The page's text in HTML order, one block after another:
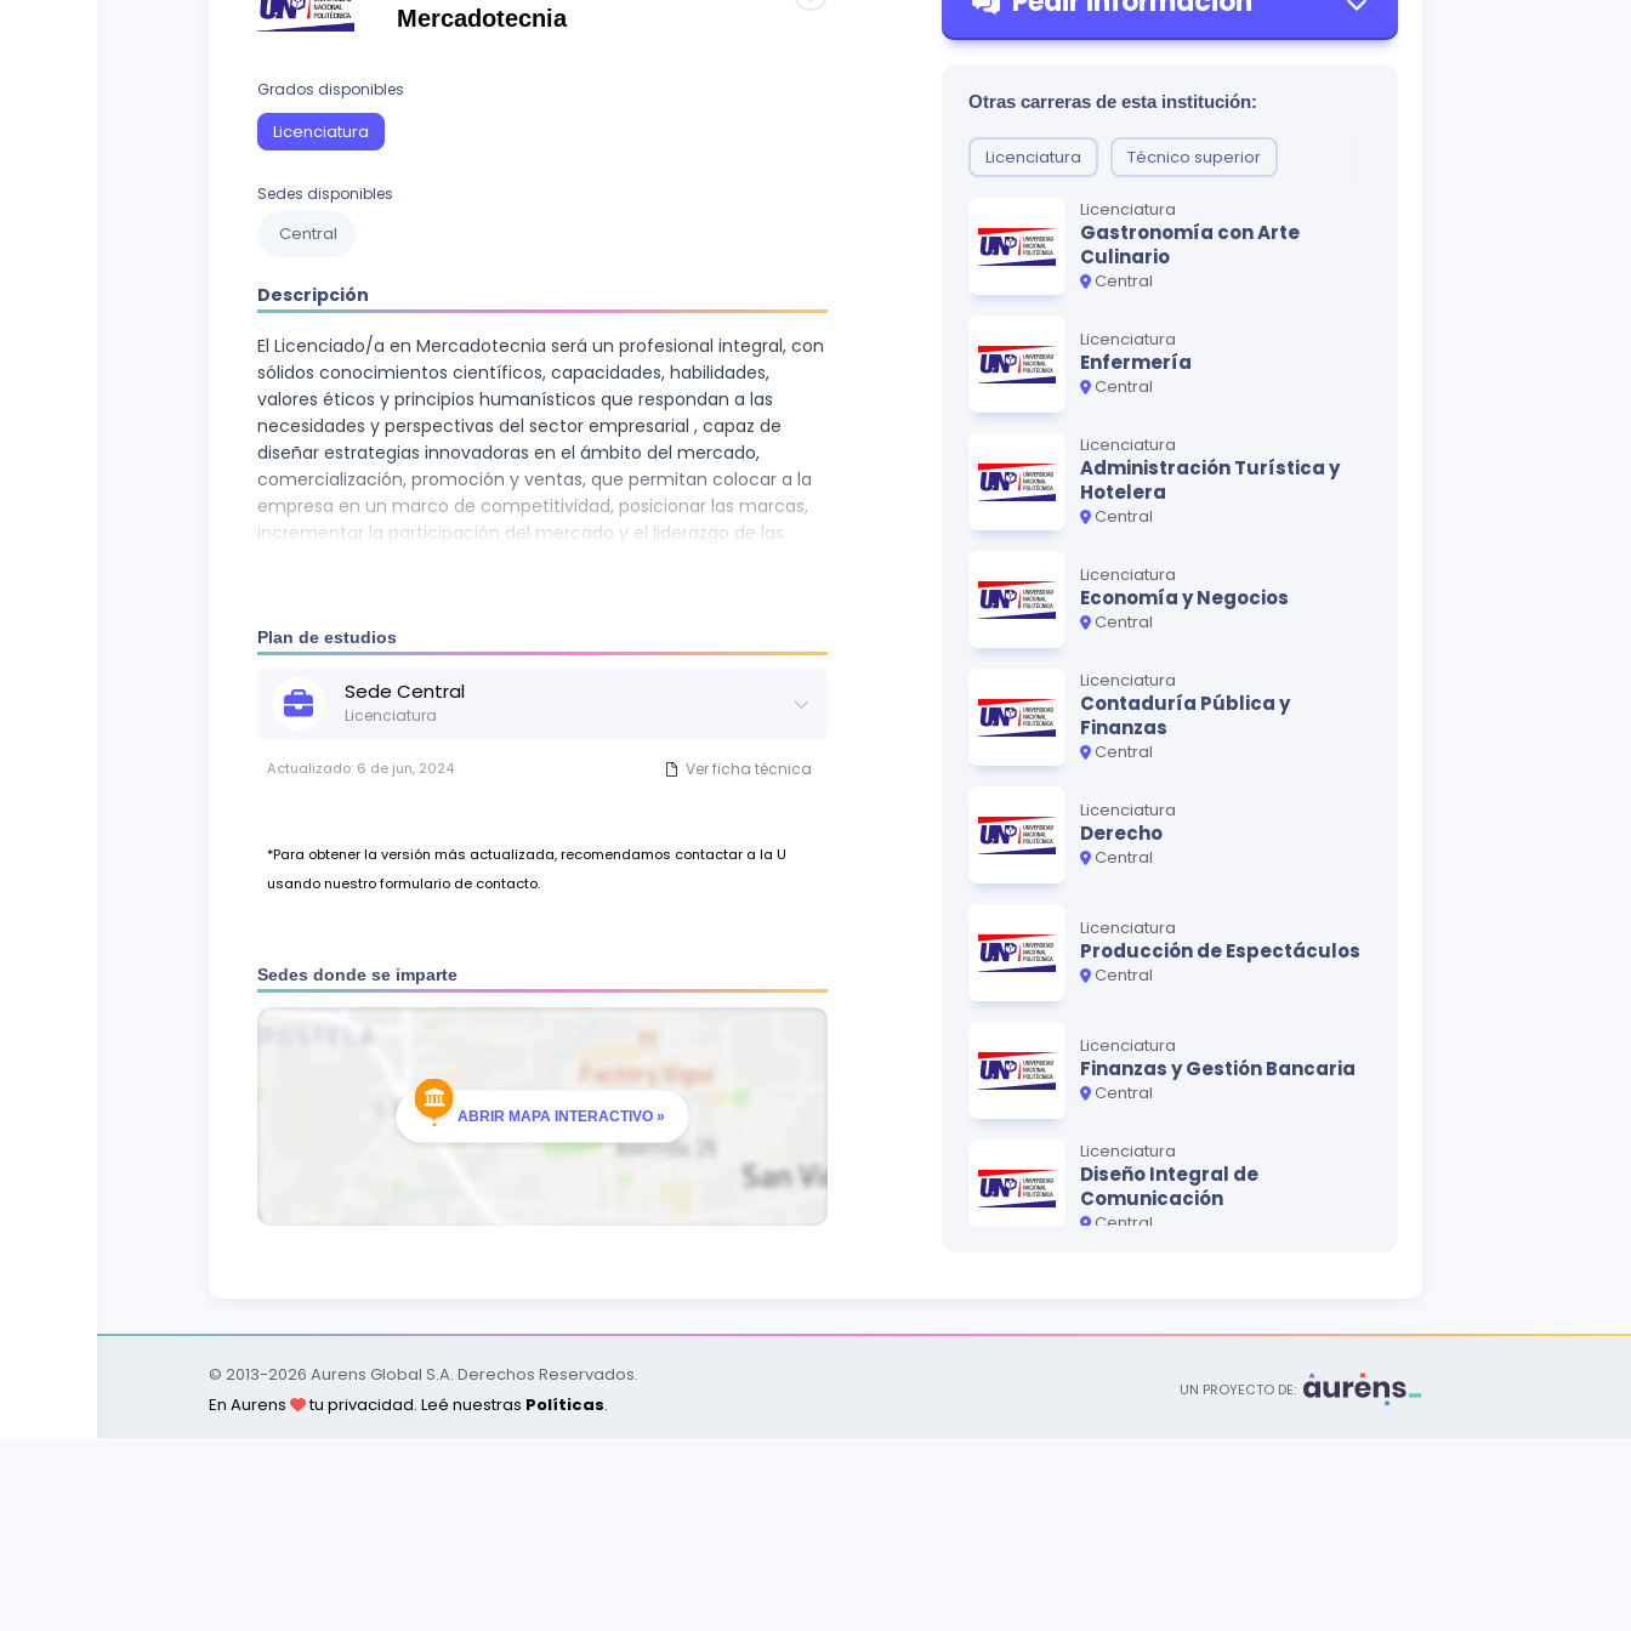
Mercadotecnia
Grados disponibles
Licenciatura
Sedes disponibles
Central
Descripción
El Licenciado/a en Mercadotecnia será un profesional integral, con
sólidos conocimientos científicos, capacidades, habilidades,
valores éticos y principios humanísticos que respondan a las
necesidades y perspectivas del sector empresarial , capaz de
diseñar estrategias innovadoras en el ámbito del mercado,
comercialización, promoción y ventas, que permitan colocar a la
empresa en un marco de competitividad, posicionar las marcas,
incrementar la participación del mercado y el liderazgo de las
Plan de estudios
Sede Central
Licenciatura
Actualizado: 6 de jun, 2024 Ver ficha técnica
*Para obtener la versión más actualizada, recomendamos contactar a la U
usando nuestro formulario de contacto.
Otras carreras de esta institución:
Licenciatura Técnico superior
Licenciatura
Gastronomía con Arte
Culinario
Central
Licenciatura
Enfermería
Central
Licenciatura
Administración Turística y
Hotelera
Central
Licenciatura
Economía y Negocios
Central
Licenciatura
Contaduría Pública y
Finanzas
Central
Licenciatura
Derecho
Central
Licenciatura
Producción de Espectáculos
Central
Licenciatura
Finanzas y Gestión Bancaria
Central
Licenciatura
Diseño Integral de
Comunicación
Central
Central
Sedes donde se imparte
ABRIR MAPA INTERACTIVO »
© 2013-2026 Aurens Global S.A. Derechos Reservados.
En Aurens
tu privacidad. Leé nuestras Políticas.
UN PROYECTO DE: